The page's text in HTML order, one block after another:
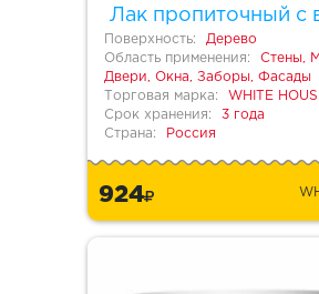
Лак пропиточный с
Поверхность:
Дерево
Область применения:
Стены,
Двери, Окна, Заборы, Фасады
Торговая марка:
WHITE
Срок хранения:
3 года
Страна:
Россия
924